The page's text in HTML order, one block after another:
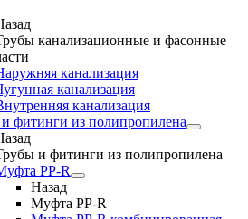
канализационные и фасонные
канализация
канализация
канализация
фитинги из полипропилена
и фитинги из полипропилена
PP-R
Назад
Муфта PP-R